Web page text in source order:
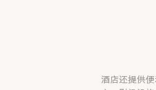
酒店还提供